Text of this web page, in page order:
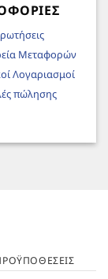
Μεταφορών
Λογαριασμοί
πώλησης